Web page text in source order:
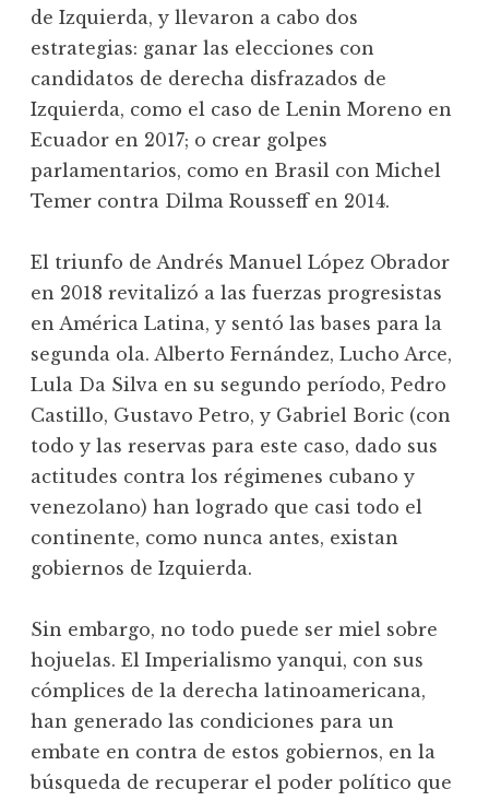
de Izquierda, y llevaron a cabo dos
estrategias: ganar las elecciones con
candidatos de derecha disfrazados de
Izquierda, como el caso de Lenin Moreno en
Ecuador en 2017; o crear golpes
parlamentarios, como en Brasil con Michel
Temer contra Dilma Rousseff en 2014.
El triunfo de Andrés Manuel López Obrador
en 2018 revitalizó a las fuerzas progresistas
en América Latina, y sentó las bases para la
segunda ola. Alberto Fernández, Lucho Arce,
Lula Da Silva en su segundo período, Pedro
Castillo, Gustavo Petro, y Gabriel Boric (con
todo y las reservas para este caso, dado sus
actitudes contra los régimenes cubano y
venezolano) han logrado que casi todo el
continente, como nunca antes, existan
gobiernos de Izquierda.
Sin embargo, no todo puede ser miel sobre
hojuelas. El Imperialismo yanqui, con sus
cómplices de la derecha latinoamericana,
han generado las condiciones para un
embate en contra de estos gobiernos, en la
búsqueda de recuperar el poder político que